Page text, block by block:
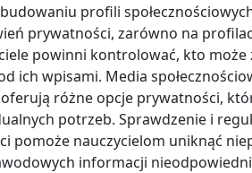
profili
prywatności, zarówno na
powinni kontrolować, kto może
ich wpisami. Media
różne opcje prywatności,
potrzeb. Sprawdzenie i
pomoże nauczycielom uniknąć
informacji